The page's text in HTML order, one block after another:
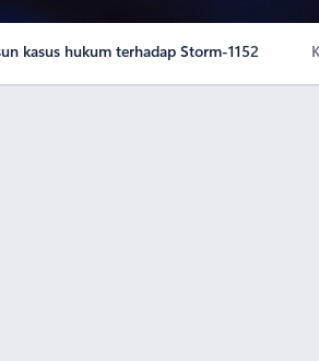
kasus hukum terhadap Storm-1152